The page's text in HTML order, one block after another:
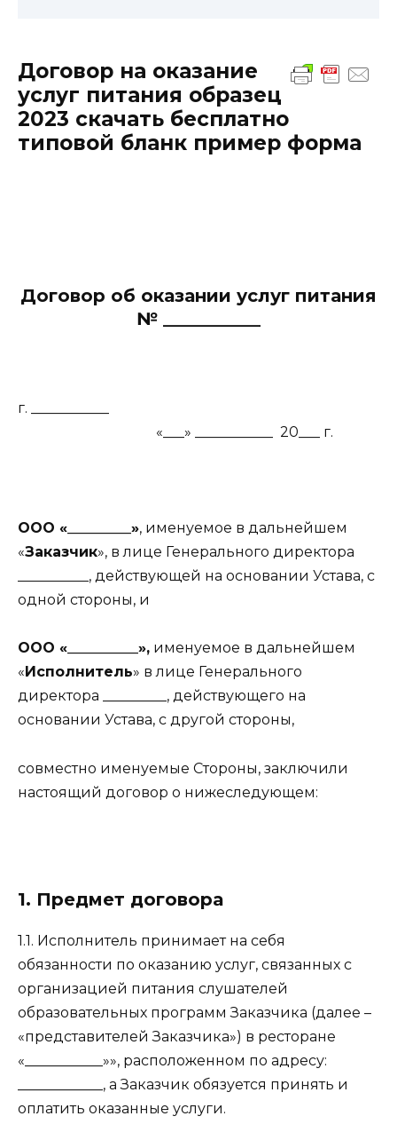
Договор на оказание
услуг питания образец
2023 скачать бесплатно
типовой бланк пример форма
Договор об оказании услуг питания
№ ___________
г. ___________
«___» ___________ 20___ г.
ООО «_________», именуемое в дальнейшем
«Заказчик», в лице Генерального директора
__________, действующей на основании Устава, с
одной стороны, и
ООО «__________», именуемое в дальнейшем
« Исполнитель» в лице Генерального
директора _________, действующего на
основании Устава, с другой стороны,
совместно именуемые Стороны, заключили
настоящий договор о нижеследующем:
1. Предмет договора
1.1. Исполнитель принимает на себя
обязанности по оказанию услуг, связанных с
организацией питания слушателей
образовательных программ Заказчика (далее –
«представителей Заказчика») в ресторане
«___________»», расположенном по адресу:
____________, а Заказчик обязуется принять и
оплатить оказанные услуги.